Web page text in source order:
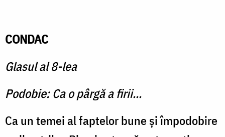
CONDAC
Glasul al 8-lea
Podobie: Ca o pârgă a firii...
Ca un temei al faptelor bune şi împodobire